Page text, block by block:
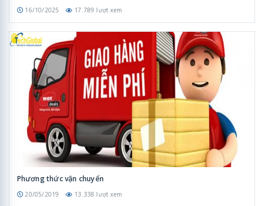
16/10/2025 17.789 lượt xem
Phương thức vận chuyển
20/05/2019 13.338 lượt xem